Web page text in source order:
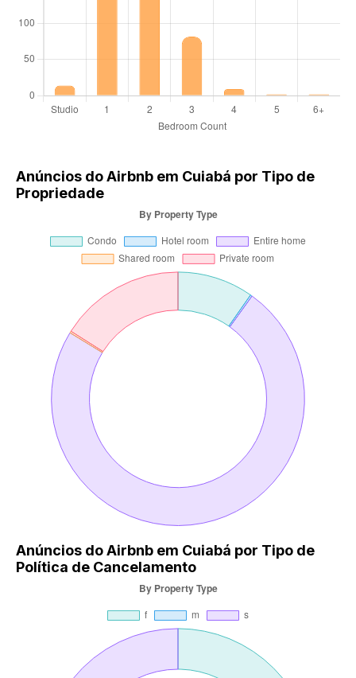
Anúncios do Airbnb em Cuiabá por Tipo de
Propriedade
Anúncios do Airbnb em Cuiabá por Tipo de
Política de Cancelamento